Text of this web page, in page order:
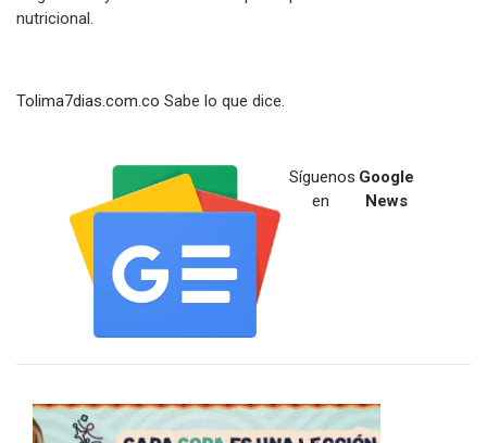
nutricional.
Tolima7dias.com.co Sabe lo que dice.
Síguenos
en
Google
News